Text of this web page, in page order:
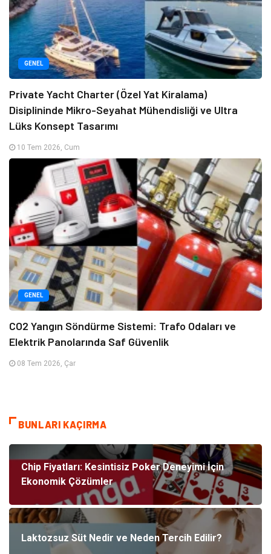
GENEL
Private Yacht Charter (Özel Yat Kiralama)
Disiplininde Mikro-Seyahat Mühendisliği ve Ultra
Lüks Konsept Tasarımı
10 Tem 2026, Cum
GENEL
CO2 Yangın Söndürme Sistemi: Trafo Odaları ve
Elektrik Panolarında Saf Güvenlik
08 Tem 2026, Çar
BUNLARI KAÇIRMA
Chip Fiyatları: Kesintisiz Poker Deneyimi İçin
Ekonomik Çözümler
Laktozsuz Süt Nedir ve Neden Tercih Edilir?